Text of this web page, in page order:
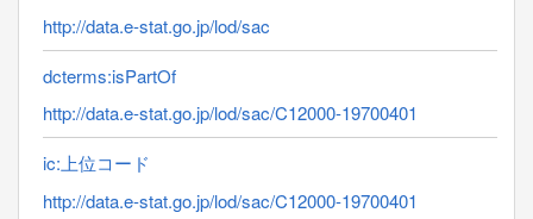
http://data.e-stat.go.jp/lod/sac
dcterms:isPartOf
http://data.e-stat.go.jp/lod/sac/C12000-19700401
ic:上位コード
http://data.e-stat.go.jp/lod/sac/C12000-19700401